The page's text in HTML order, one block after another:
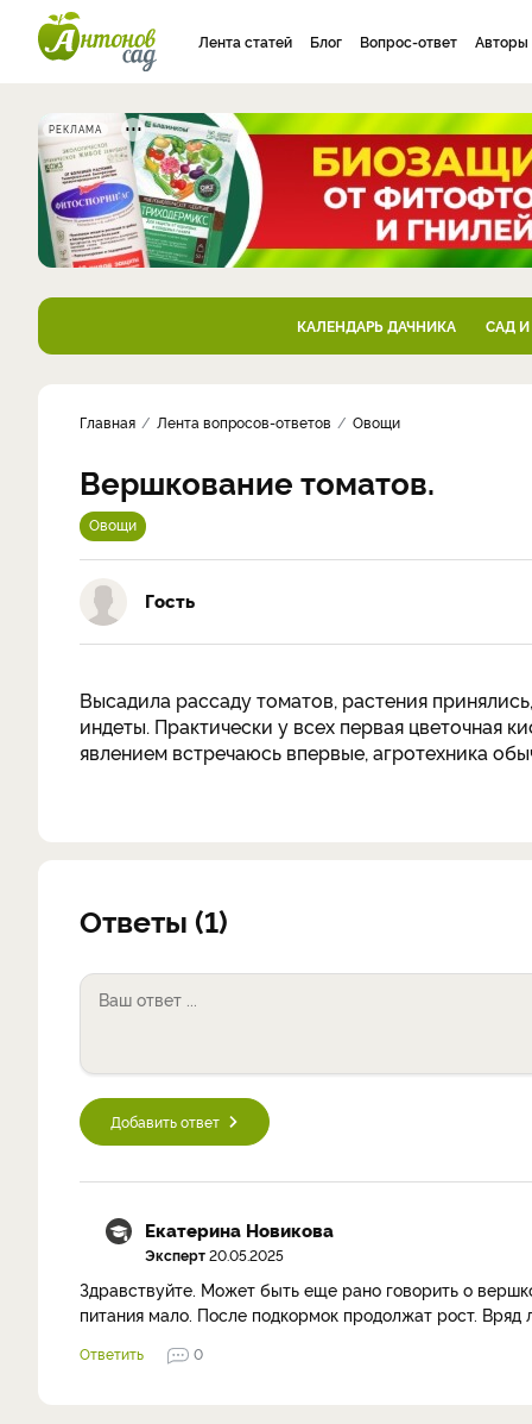
Лента статей Блог Вопрос-ответ Авторы
РЕКЛАМА
КАЛЕНДАРЬ ДАЧНИКА САД
Главная Лента вопросов-ответов Овощи
Вершкование томатов.
Овощи
Гость
Высадила рассаду томатов, растения
индеты. Практически у всех первая цветочная
явлением встречаюсь впервые, агротехника
Ответы (1)
Добавить ответ
Екатерина Новикова
Эксперт20.05.2025
Здравствуйте. Может быть еще рано говорить о
питания мало. После подкормок продолжат рост.
Ответить 0